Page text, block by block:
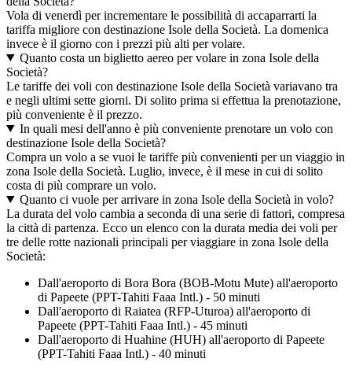
Vola di venerdì per incrementare le possibilità di accaparrarti la
tariffa migliore con destinazione Isole della Società. La domenica
invece è il giorno con i prezzi più alti per volare.
Quanto costa un biglietto aereo per volare in zona Isole della
Società?
Le tariffe dei voli con destinazione Isole della Società variavano tra
e negli ultimi sette giorni. Di solito prima si effettua la prenotazione,
più conveniente è il prezzo.
In quali mesi dell'anno è più conveniente prenotare un volo con
destinazione Isole della Società?
Compra un volo a se vuoi le tariffe più convenienti per un viaggio in
zona Isole della Società. Luglio, invece, è il mese in cui di solito
costa di più comprare un volo.
Quanto ci vuole per arrivare in zona Isole della Società in volo?
La durata del volo cambia a seconda di una serie di fattori, compresa
la città di partenza. Ecco un elenco con la durata media dei voli per
tre delle rotte nazionali principali per viaggiare in zona Isole della
Società:
Dall'aeroporto di Bora Bora (BOB-Motu Mute) all'aeroporto
di Papeete (PPT-Tahiti Faaa Intl.) - 50 minuti
Dall'aeroporto di Raiatea (RFP-Uturoa) all'aeroporto di
Papeete (PPT-Tahiti Faaa Intl.) - 45 minuti
Dall'aeroporto di Huahine (HUH) all'aeroporto di Papeete
(PPT-Tahiti Faaa Intl.) - 40 minuti